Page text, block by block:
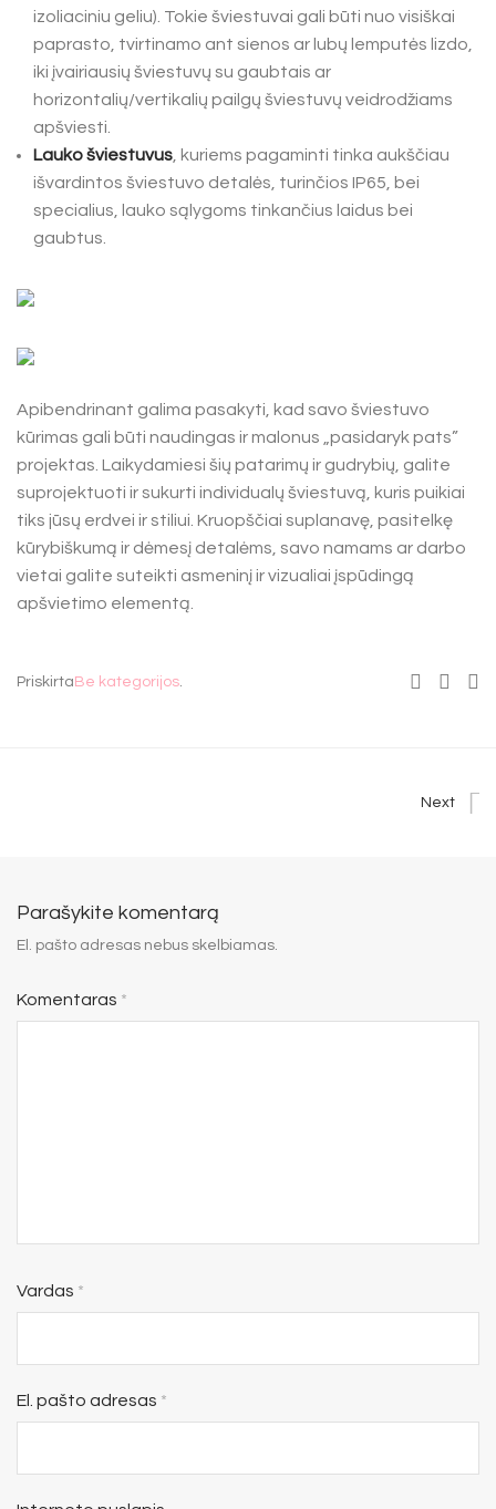
izoliaciniu geliu). Tokie šviestuvai gali būti nuo visiškai
paprasto, tvirtinamo ant sienos ar lubų lemputės lizdo,
iki įvairiausių šviestuvų su gaubtais ar
horizontalių/vertikalių pailgų šviestuvų veidrodžiams
apšviesti.
Lauko šviestuvus , kuriems pagaminti tinka aukščiau
išvardintos šviestuvo detalės, turinčios IP65, bei
specialius, lauko sąlygoms tinkančius laidus bei
gaubtus.
Apibendrinant galima pasakyti, kad savo šviestuvo
kūrimas gali būti naudingas ir malonus „pasidaryk pats”
projektas. Laikydamiesi šių patarimų ir gudrybių, galite
suprojektuoti ir sukurti individualų šviestuvą, kuris puikiai
tiks jūsų erdvei ir stiliui. Kruopščiai suplanavę, pasitelkę
kūrybiškumą ir dėmesį detalėms, savo namams ar darbo
vietai galite suteikti asmeninį ir vizualiai įspūdingą
apšvietimo elementą.
Priskirta Be kategorijos.
Next
Parašykite komentarą
El. pašto adresas nebus skelbiamas.
Komentaras *
Vardas *
El. pašto adresas *